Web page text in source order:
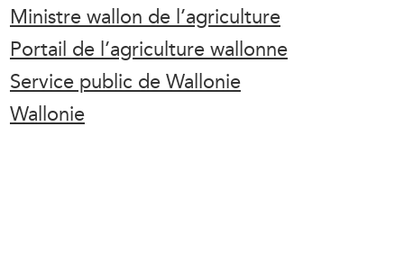
Ministre wallon de l’agriculture
Portail de l’agriculture wallonne
Service public de Wallonie
Wallonie